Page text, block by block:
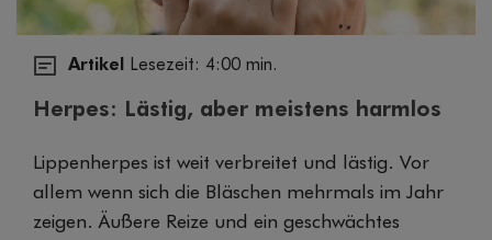
Artikel Lesezeit: 4:00 min.
Herpes: Lästig, aber meistens harmlos
Lippenherpes ist weit verbreitet und lästig. Vor
allem wenn sich die Bläschen mehrmals im Jahr
zeigen. Äußere Reize und ein geschwächtes